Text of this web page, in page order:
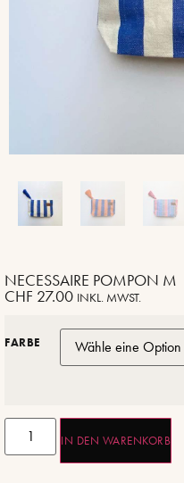
NECESSAIRE POMPON M
CHF 27.00 INKL. MWST.
FARBE
IN DEN WARENKORB